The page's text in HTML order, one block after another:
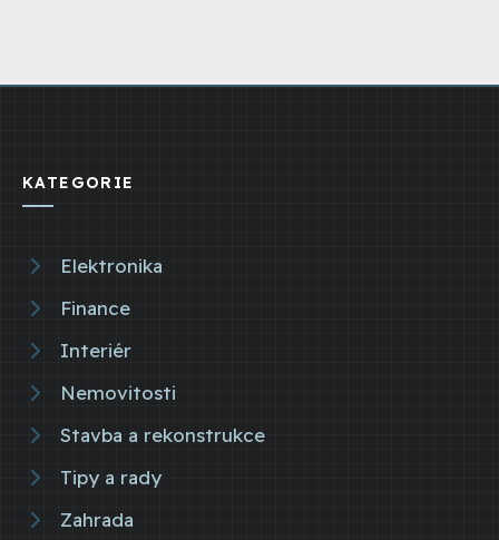
KATEGORIE
Elektronika
Finance
Interiér
Nemovitosti
Stavba a rekonstrukce
Tipy a rady
Zahrada